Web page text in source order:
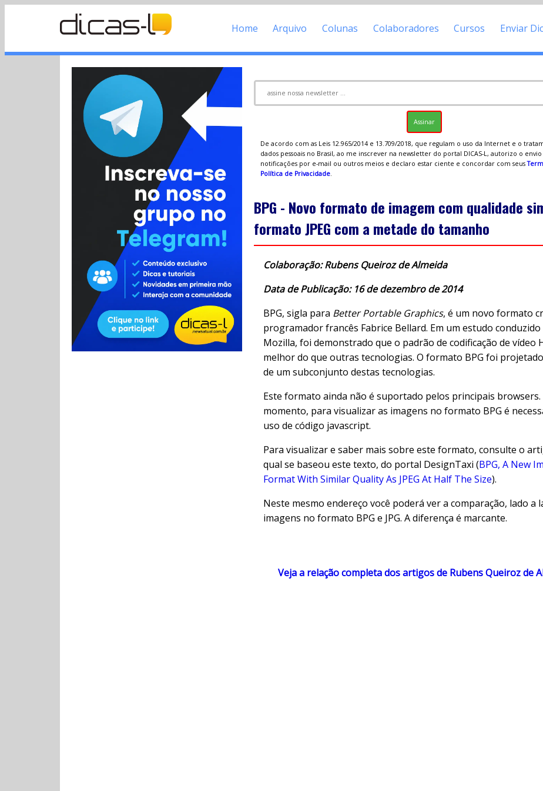
Home Arquivo Colunas Colaboradores Cursos Enviar
De acordo com as Leis 12.965/2014 e 13.709/2018, que regulam o uso da Internet e o
dados pessoais no Brasil, ao me inscrever na newsletter do portal DICAS-L, autorizo o
notificações por e-mail ou outros meios e declaro estar ciente e concordar com seus
Política de Privacidade.
BPG - Novo formato de imagem com qualidade
formato JPEG com a metade do tamanho
Colaboração: Rubens Queiroz de Almeida
Data de Publicação: 16 de dezembro de 2014
BPG, sigla para Better Portable Graphics, é um novo formato
programador francês Fabrice Bellard. Em um estudo
Mozilla, foi demonstrado que o padrão de codificação de vídeo
melhor do que outras tecnologias. O formato BPG foi
de um subconjunto destas tecnologias.
Este formato ainda não é suportado pelos principais browsers.
momento, para visualizar as imagens no formato BPG é
uso de código javascript.
Para visualizar e saber mais sobre este formato, consulte o
qual se baseou este texto, do portal DesignTaxi (BPG, A New
Format With Similar Quality As JPEG At Half The Size).
Neste mesmo endereço você poderá ver a comparação, lado a
imagens no formato BPG e JPG. A diferença é marcante.
Veja a relação completa dos artigos de Rubens Queiroz de